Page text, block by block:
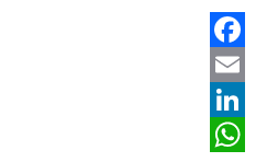
F
a
c
E
mL